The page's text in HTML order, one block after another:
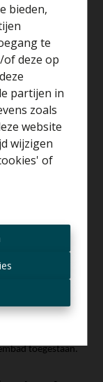
bieden,
te
deze op
partijen in
zoals
website
wijzigen
of
het charmante
LOT 1 voor een
oppervlakte van
- bouwdiepte
toegestaan.